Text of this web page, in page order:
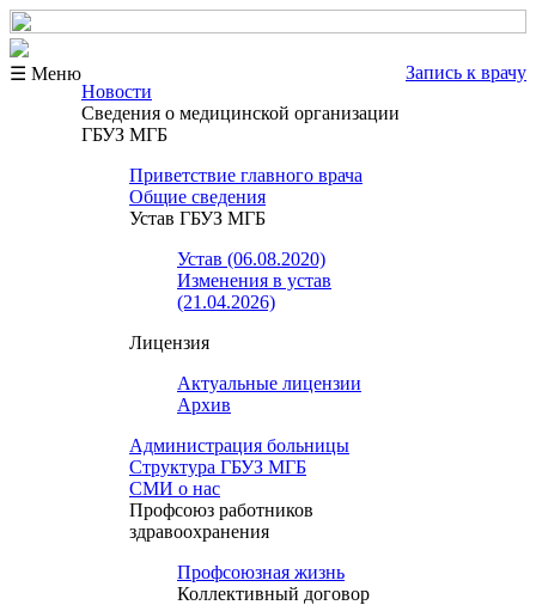
☰ Меню
Запись к врачу
Новости
Сведения о медицинской организации
ГБУЗ МГБ
Приветствие главного врача
Общие сведения
Устав ГБУЗ МГБ
Устав (06.08.2020)
Изменения в устав
(21.04.2026)
Лицензия
Актуальные лицензии
Архив
Администрация больницы
Структура ГБУЗ МГБ
СМИ о нас
Профсоюз работников
здравоохранения
Профсоюзная жизнь
Коллективный договор